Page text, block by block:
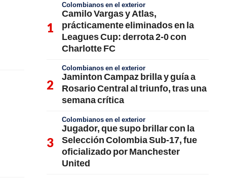
Colombianos en el exterior
Camilo Vargas y Atlas,
prácticamente eliminados en la
Leagues Cup: derrota 2-0 con
Charlotte FC
Colombianos en el exterior
Jaminton Campaz brilla y guía a
Rosario Central al triunfo, tras una
semana crítica
Colombianos en el exterior
Jugador, que supo brillar con la
Selección Colombia Sub-17, fue
oficializado por Manchester
United